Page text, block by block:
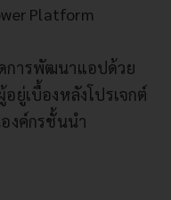
Platform
การพัฒนาแอปด้วย
ยู่เบื้องหลังโปรเจกต์
งค์กรชั้นนำ